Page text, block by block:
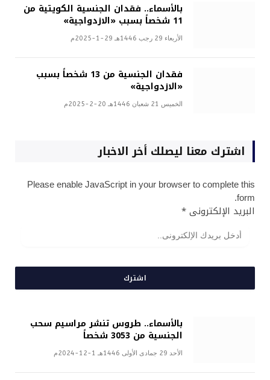
بالأسماء.. فقدان الجنسية الكويتية من
11 شخصاً بسبب «الازدواجية»
الأربعاء 29 رجب 1446هـ 29-1-2025م
فقدان الجنسية من 13 شخصاً بسبب
«الازدواجية»
الخميس 21 شعبان 1446هـ 20-2-2025م
اشترك معنا ليصلك أخر الاخبار
Please enable JavaScript in your browser to complete this
form.
البريد الإلكترونى*
اشترك
بالأسماء.. طروس تنشر مراسيم سحب
الجنسية من 3053 شخصاً
الأحد 29 جمادى الأولى 1446هـ 1-12-2024م